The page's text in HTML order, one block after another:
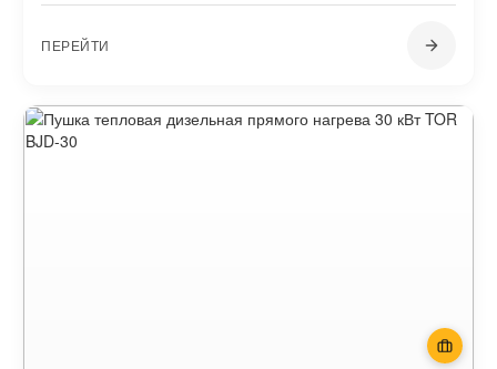
ПЕРЕЙТИ